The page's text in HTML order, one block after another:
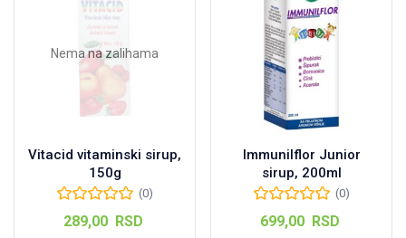
Nema na zalihama
Vitacid vitaminski sirup,
150g
(0)
289,00 RSD
Immunilflor Junior
sirup, 200ml
(0)
699,00 RSD